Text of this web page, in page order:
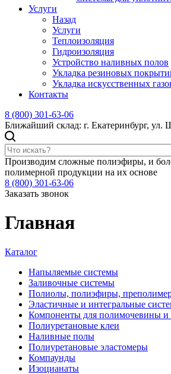
Услуги
Назад
Услуги
Теплоизоляция
Гидроизоляция
Устройство наливных полов
Укладка резиновых
Укладка искусственных
Контакты
8 (800) 301-63-06
Ближайший склад: г. Екатеринбург, ул.
Производим сложные полиэфиры, и
полимерной продукции на их основе
8 (800) 301-63-06
Заказать звонок
Главная
Каталог
Напыляемые системы
Заливочные системы
Полиолы, полиэфиры,
Эластичные и интегральные
Компоненты для полимочевины и
Полиуретановые клеи
Наливные полы
Полиуретановые эластомеры
Компаунды
Изоцианаты